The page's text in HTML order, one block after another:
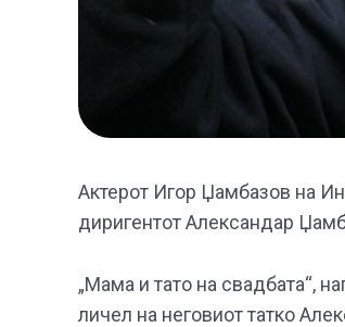
Актерот Игор Џамбазов на
диригентот Александар
„Мама и тато на свадбата“,
личел на неговиот татко